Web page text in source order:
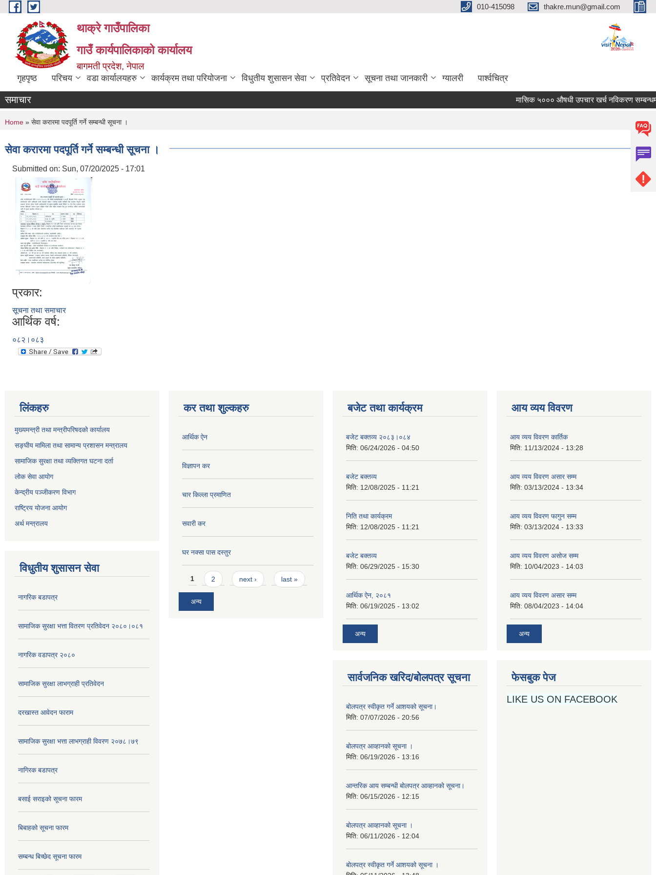
Skip to main content 010-415098 thakre.mun@gmail.com
थाक्रे गाउँपालिका
गाउँ कार्यपालिकाको कार्यालय
बागमती प्रदेश, नेपाल
गृहपृष्ठ परिचय वडा कार्यालयहरु कार्यक्रम तथा परियोजना विधुतीय शुसासन सेवा प्रतिवेदन सूचना तथा जानकारी ग्यालरी पार्श्वचित्र
समाचार मासिक ५००० औषधी उपचार खर्च नविकरण सम्बन्धमा ।
You are here
Home » सेवा करारमा पदपूर्ति गर्ने सम्बन्धी सूचना ।
सेवा करारमा पदपूर्ति गर्ने सम्बन्धी सूचना ।
Submitted on: Sun, 07/20/2025 - 17:01
प्रकार:
सूचना तथा समाचार
आर्थिक वर्ष:
०८२।०८३
लिंकहरु
मुख्यमन्त्री तथा मन्त्रीपरिषदको कार्यालय
सङ्घीय मामिला तथा सामान्य प्रशासन मन्त्रालय
सामाजिक सुरक्षा तथा व्यक्तिगत घटना दर्ता
लोक सेवा आयोग
केन्द्रीय पञ्जीकरण विभाग
राष्ट्रिय योजना आयोग
अर्थ मन्त्रालय
विधुतीय शुसासन सेवा
नागरिक बडापत्र
सामाजिक सुरक्षा भत्ता वितरण प्रतिवेदन २०८०।०८१
नागरिक वडापत्र २०८०
सामाजिक सुरक्षा लाभग्राही प्रतिवेदन
दरखास्त आवेदन फाराम
सामाजिक सुरक्षा भत्ता लाभग्राही विवरण २०७८।७९
नागिरक बडापत्र
बसाई सराइको सूचना फारम
बिबाहको सूचना फारम
सम्बन्ध बिच्छेद सूचना फारम
कर तथा शुल्कहरु
आर्थिक ऐन
विज्ञापन कर
चार किल्ला प्रमाणित
सवारी कर
घर नक्सा पास दस्तुर
Pages
1 2 next › last »
अन्य
बजेट तथा कार्यक्रम
बजेट बक्तव्य २०८३।०८४
मिति: 06/24/2026 - 04:50
बजेट बक्तव्य
मिति: 12/08/2025 - 11:21
निति तथा कार्यक्रम
मिति: 12/08/2025 - 11:21
बजेट बक्तव्य
मिति: 06/29/2025 - 15:30
आर्थिक ऐन, २०८१
मिति: 06/19/2025 - 13:02
अन्य
सार्वजनिक खरिद/बोलपत्र सूचना
बोलपत्र स्वीकृत गर्ने आशयको सूचना।
मिति: 07/07/2026 - 20:56
बोलपत्र आव्हानको सूचना ।
मिति: 06/19/2026 - 13:16
आन्तरिक आय सम्बन्धी बोलपत्र आव्हानको सूचना।
मिति: 06/15/2026 - 12:15
बोलपत्र आव्हानको सूचना ।
मिति: 06/11/2026 - 12:04
बोलपत्र स्वीकृत गर्ने आशयको सूचना ।
आय व्यय विवरण
आय व्यय विवरण कार्तिक
मिति: 11/13/2024 - 13:28
आय व्यय विवरण असार सम्म
मिति: 03/13/2024 - 13:34
आय व्यय विवरण फागुन सम्म
मिति: 03/13/2024 - 13:33
आय व्यय विवरण असोज सम्म
मिति: 10/04/2023 - 14:03
आय व्यय विवरण असार सम्म
मिति: 08/04/2023 - 14:04
अन्य
फेसबुक पेज
LIKE US ON FACEBOOK